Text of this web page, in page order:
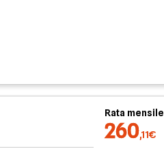
Rata mensile
260,11€